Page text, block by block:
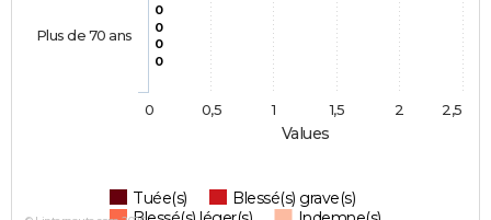
Values
0
0
0
0
Tuée(s)
Blessé(s) grave(s)
Plus de 70 ans
0 0,5 1 1,5 2 2,5